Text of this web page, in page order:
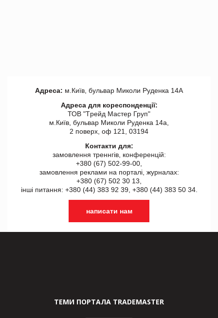
Адреса: м.Київ, бульвар Миколи Руденка 14А
Адреса для кореспонденції:
ТОВ "Tрейд Мастер Груп"
м.Київ, бульвар Миколи Руденка 14а,
2 поверх, оф 121, 03194
Контакти для:
замовлення треннгів, конференцій:
+380 (67) 502-99-00,
замовлення реклами на порталі, журналах:
+380 (67) 502 30 13,
інші питання: +380 (44) 383 92 39, +380 (44) 383 50 34.
написати нам
ТЕМИ ПОРТАЛА TRADEMASTER